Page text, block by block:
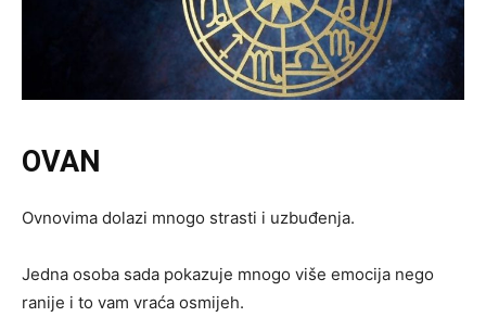
OVAN
Ovnovima dolazi mnogo strasti i uzbuđenja.
Jedna osoba sada pokazuje mnogo više emocija nego
ranije i to vam vraća osmijeh.